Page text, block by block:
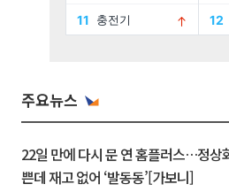
주요뉴스
22일 만에 다시 문 연 홈플러스…정상
쁜데 재고 없어 ‘발동동’[가보니]